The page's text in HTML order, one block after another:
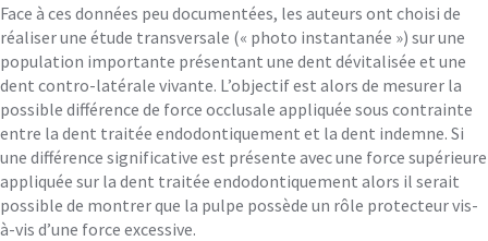
Face à ces données peu documentées, les auteurs ont choisi de
réaliser une étude transversale (« photo instantanée ») sur une
population importante présentant une dent dévitalisée et une
dent contro-latérale vivante. L’objectif est alors de mesurer la
possible différence de force occlusale appliquée sous contrainte
entre la dent traitée endodontiquement et la dent indemne. Si
une différence significative est présente avec une force supérieure
appliquée sur la dent traitée endodontiquement alors il serait
possible de montrer que la pulpe possède un rôle protecteur vis-
à-vis d’une force excessive.